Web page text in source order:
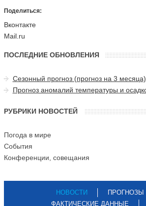
Поделиться:
Вконтакте
Mail.ru
ПОСЛЕДНИЕ ОБНОВЛЕНИЯ
Сезонный прогноз (прогноз на 3 месяца)
Прогноз аномалий температуры и
РУБРИКИ НОВОСТЕЙ
Погода в мире
События
Конференции, совещания
НОВОСТИ
ПРОГНОЗЫ
ФАКТИЧЕСКИЕ ДАННЫЕ